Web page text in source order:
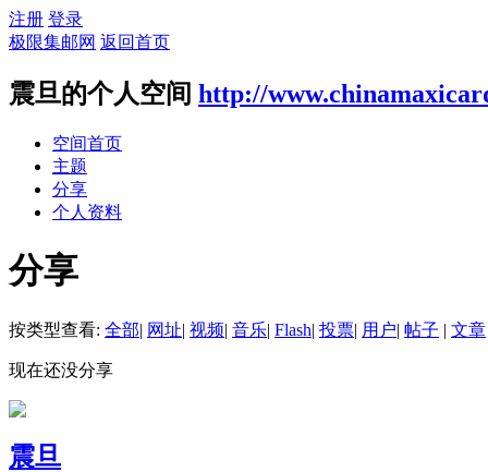
注册 登录
极限集邮网 返回首页
震旦的个人空间 http://
空间首页
主题
分享
个人资料
分享
按类型查看: 全部| 网址| 视频| 音乐| Flash| 投票| 用户| 帖子 | 文章
现在还没分享
震旦